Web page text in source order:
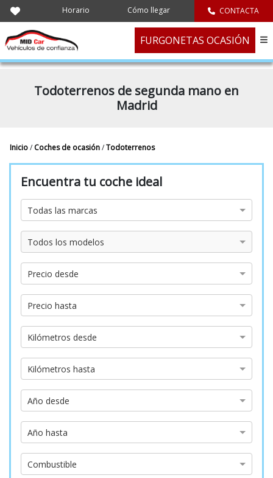
Horario Cómo llegar CONTACTA
FURGONETAS OCASIÓN
Todoterrenos de segunda mano en
Madrid
Inicio/ Coches de ocasión/Todoterrenos
Encuentra tu coche ideal
Marca
Todas las marcas
Modelo
Todos los modelos
Precio
desde
Precio desde
Precio
hasta
Precio hasta
Kilómetros
desde
Kilómetros desde
Kilómetros
hasta
Kilómetros hasta
Año
desde
Año desde
Año
hasta
Año hasta
Tipo
de
Combustible